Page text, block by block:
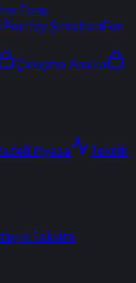
Fonu
Portföy ŞirketleriFon
Çakışma Analizi
Piyasa
Teknik
Takvimi